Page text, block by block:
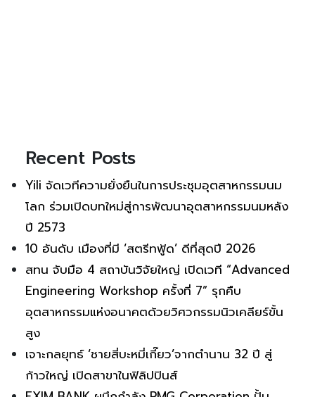
Recent Posts
Yili จัดเวทีความยั่งยืนในการประชุมอุตสาหกรรมนม
โลก ร่วมเปิดบทใหม่สู่การพัฒนาอุตสาหกรรมนมหลัง
ปี 2573
10 อันดับ เมืองที่มี ‘สตรีทฟู้ด’ ดีที่สุดปี 2026
สทน จับมือ 4 สถาบันวิจัยใหญ่ เปิดเวที “Advanced
Engineering Workshop ครั้งที่ 7” รุกคืบ
อุตสาหกรรมแห่งอนาคตด้วยวิศวกรรมนิวเคลียร์ขั้น
สูง
เจาะกลยุทธ์ ‘ชายสี่บะหมี่เกี๊ยว’จากตำนาน 32 ปี สู่
ก้าวใหญ่ เปิดสาขาในฟิลิปปินส์